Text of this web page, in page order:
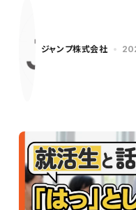
ジャンプ株式会社